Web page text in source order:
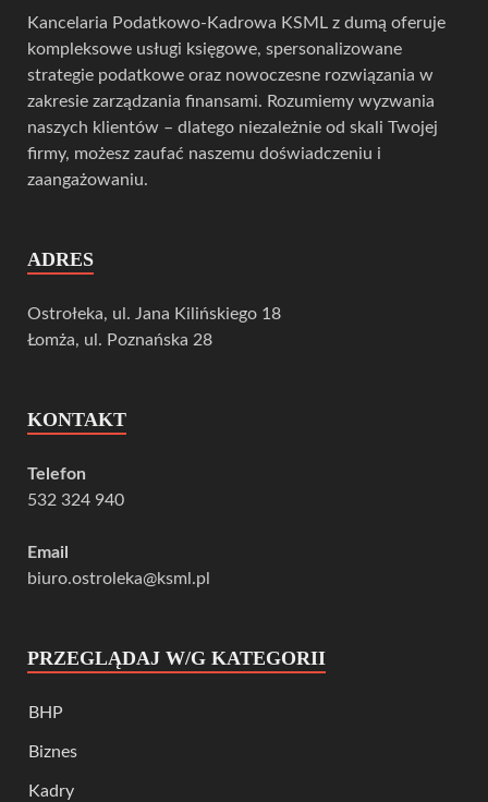
Kancelaria Podatkowo-Kadrowa KSML z dumą oferuje
kompleksowe usługi księgowe, spersonalizowane
strategie podatkowe oraz nowoczesne rozwiązania w
zakresie zarządzania finansami. Rozumiemy wyzwania
naszych klientów – dlatego niezależnie od skali Twojej
firmy, możesz zaufać naszemu doświadczeniu i
zaangażowaniu.
ADRES
Ostrołeka, ul. Jana Kilińskiego 18
Łomża, ul. Poznańska 28
KONTAKT
Telefon
532 324 940
Email
biuro.ostroleka@ksml.pl
PRZEGLĄDAJ W/G KATEGORII
BHP
Biznes
Kadry